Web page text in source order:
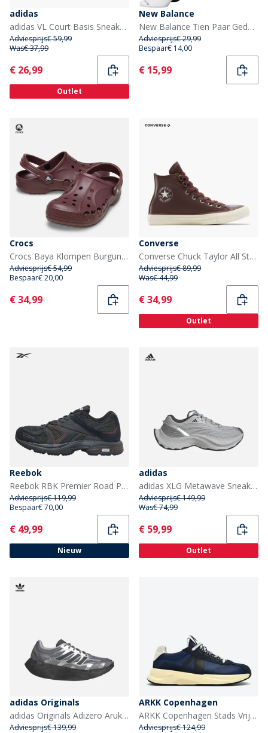
adidas
adidas VL Court Basis Sneakers Cloud White/Aurora Ruby/Royal Blue
Adviesprijs€ 59,99
Was€ 37,99
Current
€ 26,99
Outlet
New Balance
New Balance Tien Paar Gedempte Crew Sokken Zwart/Wit
Adviesprijs€ 29,99
Bespaar€ 14,00
Current
€ 15,99
Crocs
Crocs Baya Klompen Burgundy
Adviesprijs€ 54,99
Bespaar€ 20,00
Current
€ 34,99
Converse
Converse Chuck Taylor All Star Hi Leer Sneakers Totally Fudged/Egret
Adviesprijs€ 89,99
Was€ 44,99
Current
€ 34,99
Outlet
Reebok
Reebok RBK Premier Road Plus VI Trainers Grijs/Grijs/Zwart
Adviesprijs€ 119,99
Bespaar€ 70,00
Current
€ 49,99
Nieuw
adidas
adidas XLG Metawave Sneakers Grey Two/Carbon Silver/Silver Metallic
Adviesprijs€ 149,99
Was€ 74,99
Current
€ 59,99
Outlet
adidas Originals
adidas Originals Adizero Aruku Trainers Silver Metallic/Grey Three/Grey Five
Adviesprijs€ 139,99
ARKK Copenhagen
ARKK Copenhagen Stads Vrije Sneakers Midnight Cream
Adviesprijs€ 124,99